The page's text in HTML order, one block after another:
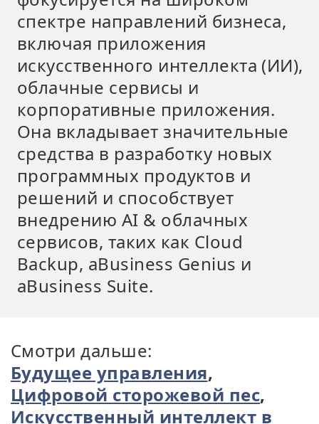
спектре направлений бизнеса,
включая приложения
искусственного интеллекта (ИИ),
облачные сервисы и
корпоративные приложения.
Она вкладывает значительные
средства в разработку новых
программных продуктов и
решений и способствует
внедрению AI & облачных
сервисов, таких как Cloud
Backup, aBusiness Genius и
aBusiness Suite.
Смотри дальше:
Будущее управления,
Цифровой сторожевой пес,
Искусственный интеллект в